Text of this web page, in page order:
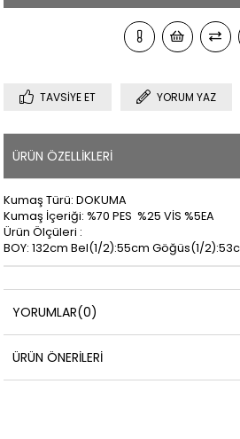
TAVSIYE ET YORUM YAZ
ÜRÜN ÖZELLIKLERI
Kumaş Türü: DOKUMA
Kumaş İçeriği: %70 PES %25 VİS %5EA
Ürün Ölçüleri :
BOY: 132cm Bel(1/2):55cm Göğüs(1/
YORUMLAR(0)
ÜRÜN ÖNERILERI